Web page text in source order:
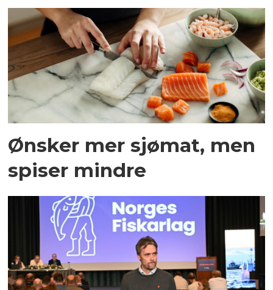
Ønsker mer sjømat, men
spiser mindre